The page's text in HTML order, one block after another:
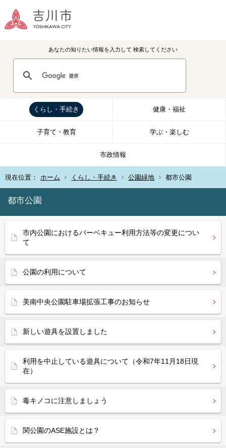
あなたの知りたい情報を入力して 検索してください
くらし・手続き 健康・福祉
子育て・教育 学ぶ・楽しむ
市政情報
現在位置： ホーム くらし・手続き 公園緑地 都市公園
都市公園
市内公園におけるバーベキュー利用方法等の変更につい
て
公園の利用について
美南中央公園駐車場拡張工事のお知らせ
新しい遊具を設置しました
利用を中止している遊具について（令和7年11月18日現
在）
毒キノコに注意しましょう
関公園のASE施設とは？